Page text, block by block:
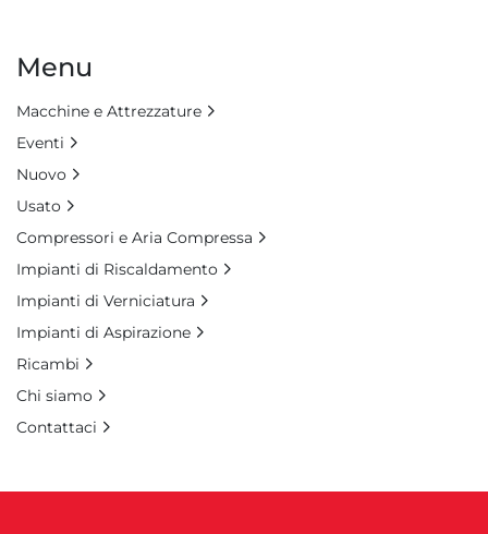
Menu
Macchine e Attrezzature
Eventi
Nuovo
Usato
Compressori e Aria Compressa
Impianti di Riscaldamento
Impianti di Verniciatura
Impianti di Aspirazione
Ricambi
Chi siamo
Contattaci